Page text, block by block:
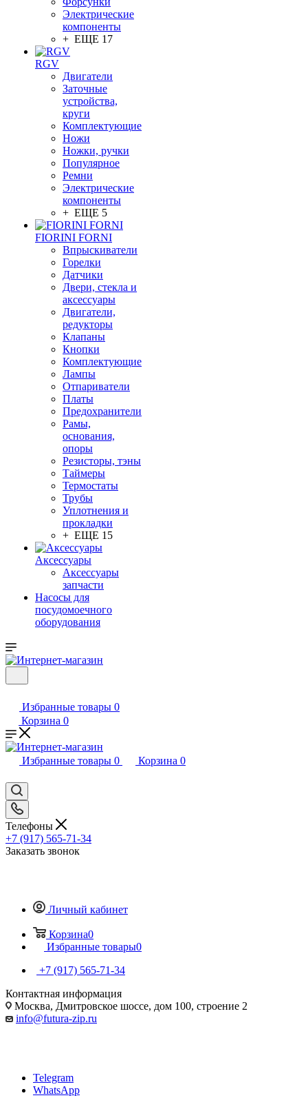
Электрические
компоненты
+ ЕЩЕ 17
RGV
Двигатели
Заточные
устройства,
круги
Комплектующие
Ножи
Ножки, ручки
Популярное
Ремни
Электрические
компоненты
+ ЕЩЕ 5
FIORINI FORNI
Впрыскиватели
Горелки
Датчики
Двери, стекла и
аксессуары
Двигатели,
редукторы
Клапаны
Кнопки
Комплектующие
Лампы
Отпариватели
Платы
Предохранители
Рамы,
основания,
опоры
Резисторы, тэны
Таймеры
Термостаты
Трубы
Уплотнения и
прокладки
+ ЕЩЕ 15
Аксессуары
Аксессуары
запчасти
Насосы для
посудомоечного
оборудования
Избранные товары 0
Корзина 0
Избранные товары 0 Корзина 0
Телефоны
+7 (917) 565-71-34
Заказать звонок
Личный кабинет
Корзина0
Избранные товары0
+7 (917) 565-71-34
Контактная информация
Москва, Дмитровское шоссе, дом 100, строение 2
info@futura-zip.ru
Telegram
WhatsApp